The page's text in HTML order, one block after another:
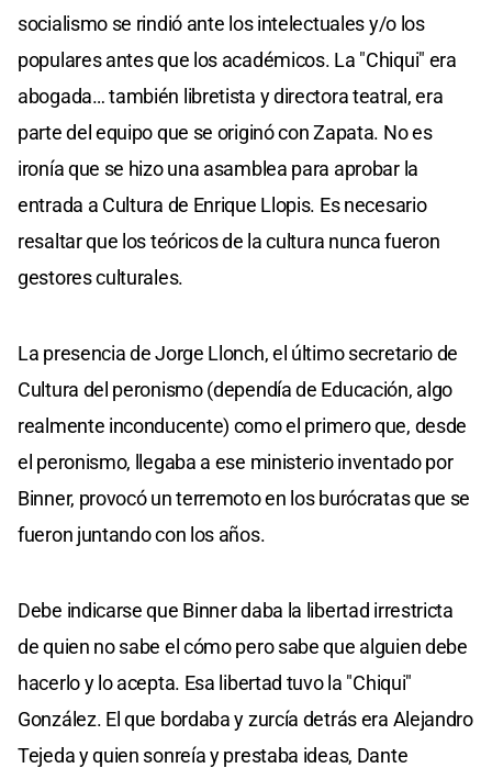
socialismo se rindió ante los intelectuales y/o los
populares antes que los académicos. La "Chiqui" era
abogada… también libretista y directora teatral, era
parte del equipo que se originó con Zapata. No es
ironía que se hizo una asamblea para aprobar la
entrada a Cultura de Enrique Llopis. Es necesario
resaltar que los teóricos de la cultura nunca fueron
gestores culturales.
La presencia de Jorge Llonch, el último secretario de
Cultura del peronismo (dependía de Educación, algo
realmente inconducente) como el primero que, desde
el peronismo, llegaba a ese ministerio inventado por
Binner, provocó un terremoto en los burócratas que se
fueron juntando con los años.
Debe indicarse que Binner daba la libertad irrestricta
de quien no sabe el cómo pero sabe que alguien debe
hacerlo y lo acepta. Esa libertad tuvo la "Chiqui"
González. El que bordaba y zurcía detrás era Alejandro
Tejeda y quien sonreía y prestaba ideas, Dante